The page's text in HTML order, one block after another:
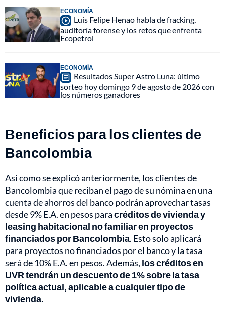
ECONOMÍA
Luis Felipe Henao habla de fracking,
auditoría forense y los retos que enfrenta
Ecopetrol
ECONOMÍA
Resultados Super Astro Luna: último
sorteo hoy domingo 9 de agosto de 2026 con
los números ganadores
Beneficios para los clientes de
Bancolombia
Así como se explicó anteriormente, los clientes de
Bancolombia que reciban el pago de su nómina en una
cuenta de ahorros del banco podrán aprovechar tasas
desde 9% E.A. en pesos paracréditos de vivienda y
leasing habitacional no familiar en proyectos
financiados por Bancolombia. Esto solo aplicará
para proyectos no financiados por el banco y la tasa
será de 10% E.A. en pesos. Además, los créditos en
UVR tendrán un descuento de 1% sobre la tasa
política actual, aplicable a cualquier tipo de
vivienda.